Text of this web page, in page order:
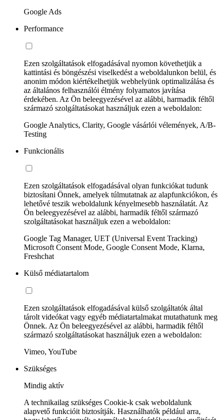
Google Ads
Performance
Ezen szolgáltatások elfogadásával nyomon követhetjük a
kattintási és böngészési viselkedést a weboldalunkon belül, és
anonim módon kiértékelhetjük webhelyünk optimalizálása és
az általános felhasználói élmény folyamatos javítása
érdekében. Az Ön beleegyezésével az alábbi, harmadik féltől
származó szolgáltatásokat használjuk ezen a weboldalon:
Google Analytics, Clarity, Google vásárlói vélemények, A/B-
Testing
Funkcionális
Ezen szolgáltatások elfogadásával olyan funkciókat tudunk
biztosítani Önnek, amelyek túlmutatnak az alapfunkciókon, és
lehetővé teszik weboldalunk kényelmesebb használatát. Az
Ön beleegyezésével az alábbi, harmadik féltől származó
szolgáltatásokat használjuk ezen a weboldalon:
Google Tag Manager, UET (Universal Event Tracking)
Microsoft Consent Mode, Google Consent Mode, Klarna,
Freshchat
Külső médiatartalom
Ezen szolgáltatások elfogadásával külső szolgáltatók által
tárolt videókat vagy egyéb médiatartalmakat mutathatunk meg
Önnek. Az Ön beleegyezésével az alábbi, harmadik féltől
származó szolgáltatásokat használjuk ezen a weboldalon:
Vimeo, YouTube
Szükséges
Mindig aktív
A technikailag szükséges Cookie-k csak weboldalunk
alapvető funkcióit biztosítják. Használhatók például arra,